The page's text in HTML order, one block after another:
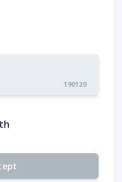
190120